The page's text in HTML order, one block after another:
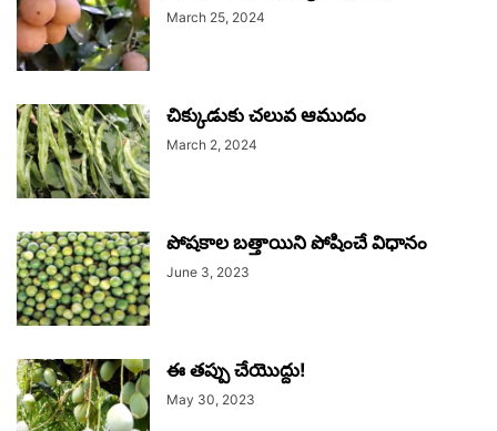
March 25, 2024
చిక్కుడుకు చలువ ఆముదం
March 2, 2024
పోషకాల బత్తాయిని పోషించే విధానం
June 3, 2023
ఈ తప్పు చేయొద్దు!
May 30, 2023